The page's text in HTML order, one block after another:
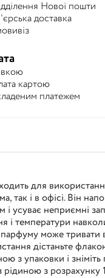
для
так і в офісі. Він
усуває неприємні
і температури
може тривати
дістаньте
з упаковки і зніміть
з розрахунку
Нової пошти
доставка
картою
платежем